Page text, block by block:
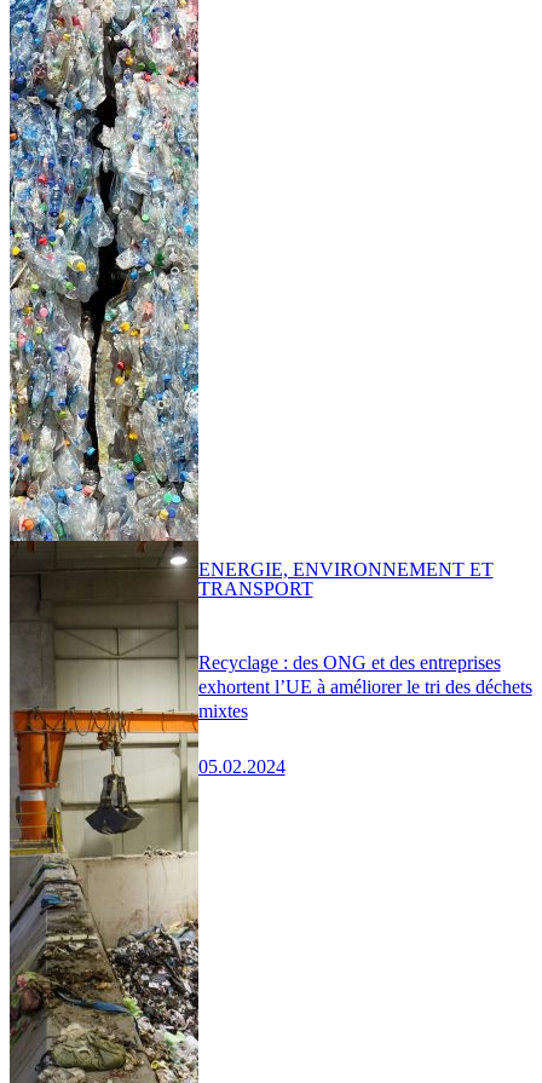
Recyclage : des ONG et des entreprises
exhortent l’UE à améliorer le tri des déchets
mixtes
05.02.2024
ENERGIE, ENVIRONNEMENT ET
TRANSPORT